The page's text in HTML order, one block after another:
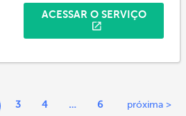
ACESSAR O SERVIÇO
3 4 … 6 próxima >